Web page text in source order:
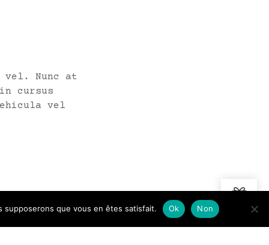
vel. Nunc at
cursus
vel
supposerons que vous en êtes satisfait. Ok Non